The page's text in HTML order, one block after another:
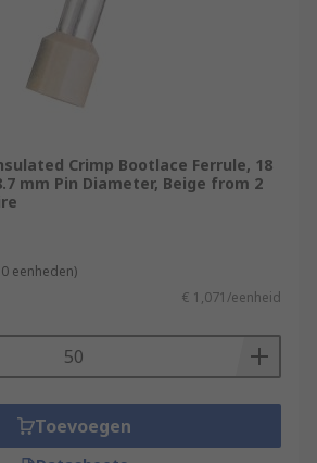
Crimp Bootlace Ferrule, 18
mm Pin Diameter, Beige from 2
eenheden)
€ 1,071/eenheid
Toevoegen